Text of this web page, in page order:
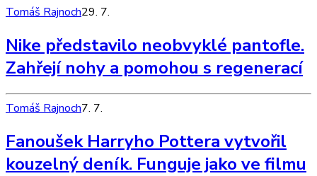
Tomáš Rajnoch29. 7.
Nike představilo neobvyklé pantofle.
Zahřejí nohy a pomohou s regenerací
Tomáš Rajnoch7. 7.
Fanoušek Harryho Pottera vytvořil
kouzelný deník. Funguje jako ve filmu